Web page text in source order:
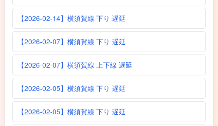
【2026-02-14】横須賀線 下り 遅延
【2026-02-07】横須賀線 下り 遅延
【2026-02-07】横須賀線 上下線 遅延
【2026-02-05】横須賀線 下り 遅延
【2026-02-05】横須賀線 下り 遅延